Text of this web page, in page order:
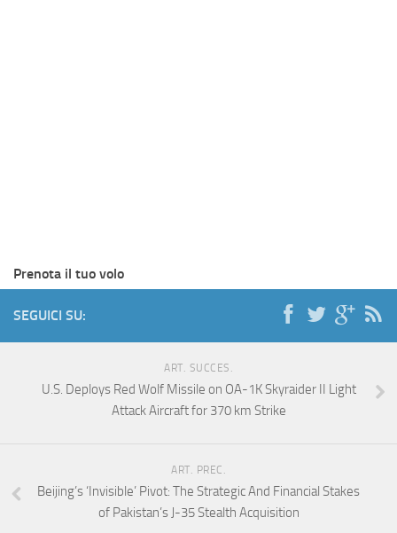
Prenota il tuo volo
SEGUICI SU:
ART. SUCCES.
U.S. Deploys Red Wolf Missile on OA-1K Skyraider II Light
Attack Aircraft for 370 km Strike
ART. PREC.
Beijing’s ‘Invisible’ Pivot: The Strategic And Financial Stakes
of Pakistan’s J-35 Stealth Acquisition